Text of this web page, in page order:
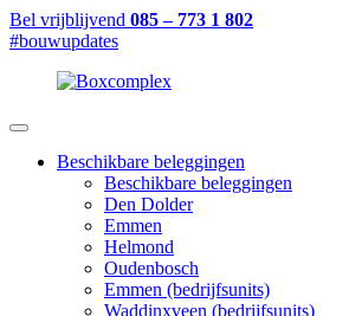
Bel vrijblijvend 085 – 773 1 802
#bouwupdates
Beschikbare beleggingen
Beschikbare beleggingen
Den Dolder
Emmen
Helmond
Oudenbosch
Emmen (bedrijfsunits)
Waddinxveen (bedrijfsunits)